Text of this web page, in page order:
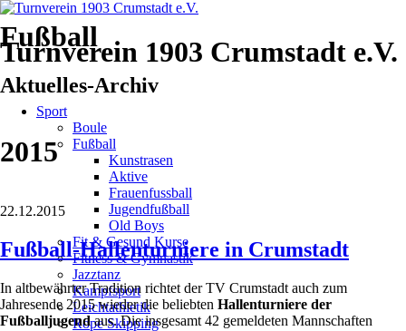
Turnverein 1903 Crumstadt e.V.
Navigation
überspringen
Sport
Boule
Fußball
Kunstrasen
Aktive
Frauenfussball
Jugendfußball
Old Boys
Fit & Gesund Kurse
Fitness & Gymnastik
Jazztanz
Kampfsport
Leichtathletik
Rope Skipping
Fußball
Aktuelles-Archiv
2015
22.12.2015
Fußball-Hallenturniere in Crumstadt
In altbewährter Tradition richtet der TV Crumstadt auch zum
Jahresende 2015 wieder die beliebten Hallenturniere der
Fußballjugendaus. Die insgesamt 42 gemeldeten Mannschaften